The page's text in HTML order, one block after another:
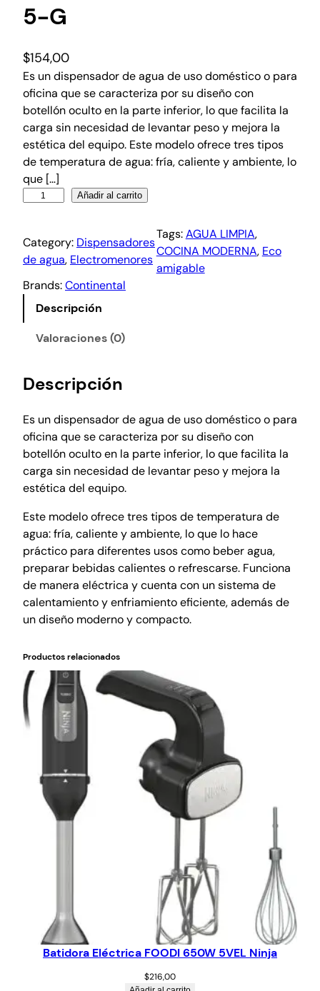
5-G
$154,00
Es un dispensador de agua de uso doméstico o para
oficina que se caracteriza por su diseño con
botellón oculto en la parte inferior, lo que facilita la
carga sin necesidad de levantar peso y mejora la
estética del equipo. Este modelo ofrece tres tipos
de temperatura de agua: fría, caliente y ambiente, lo
que […]
Añadir al carrito
Category: Dispensadores
de agua, Electromenores
Tags:AGUA LIMPIA,
COCINA MODERNA, Eco
amigable
Brands:Continental
Descripción
Valoraciones (0)
Descripción
Es un dispensador de agua de uso doméstico o para
oficina que se caracteriza por su diseño con
botellón oculto en la parte inferior, lo que facilita la
carga sin necesidad de levantar peso y mejora la
estética del equipo.
Este modelo ofrece tres tipos de temperatura de
agua: fría, caliente y ambiente, lo que lo hace
práctico para diferentes usos como beber agua,
preparar bebidas calientes o refrescarse. Funciona
de manera eléctrica y cuenta con un sistema de
calentamiento y enfriamiento eficiente, además de
un diseño moderno y compacto.
Productos relacionados
Batidora Eléctrica FOODI 650W 5VEL Ninja
$216,00